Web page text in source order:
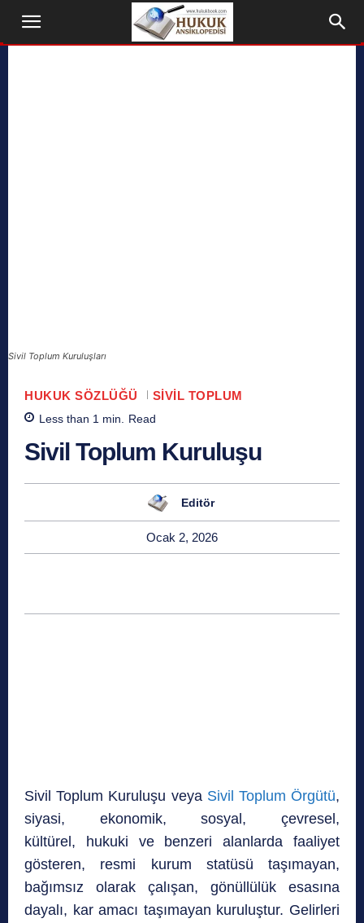
Sivil Toplum Kuruluşları
HUKUK SÖZLÜĞÜ SIVIL TOPLUM
Less than 1 min. Read
Sivil Toplum Kuruluşu
Editör
Ocak 2, 2026
Sivil Toplum Kuruluşu veya Sivil Toplum Örgütü,
siyasi, ekonomik, sosyal, çevresel,
kültürel, hukuki ve benzeri alanlarda faaliyet
gösteren, resmi kurum statüsü taşımayan,
bağımsız olarak çalışan, gönüllülük esasına
dayalı, kar amacı taşımayan kuruluştur. Gelirleri